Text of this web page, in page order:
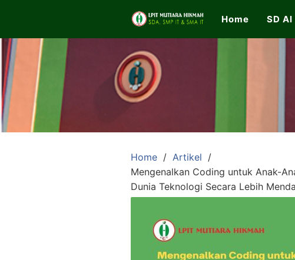
content
Home SD Al
LPIT
Mutiara
Hikmah
Official
Website
SDA,
Home
Artikel
Mengenalkan Coding untuk Anak-
Dunia Teknologi Secara Lebih